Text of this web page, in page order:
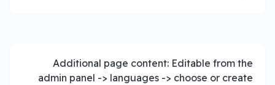
Additional page content: Editable from the
admin panel -> languages -> choose or create